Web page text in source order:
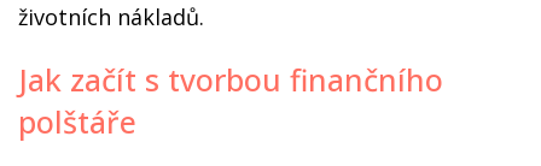
životních nákladů.
Jak začít s tvorbou finančního
polštáře